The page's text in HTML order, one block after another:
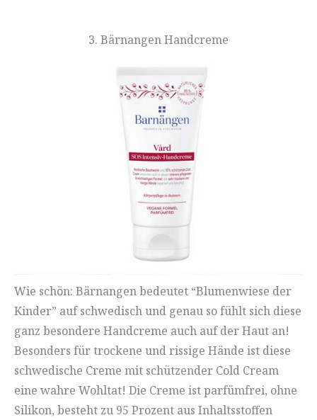
3. Bärnangen Handcreme
Wie schön: Bärnangen bedeutet “Blumenwiese der
Kinder” auf schwedisch und genau so fühlt sich diese
ganz besondere Handcreme auch auf der Haut an!
Besonders für trockene und rissige Hände ist diese
schwedische Creme mit schützender Cold Cream
eine wahre Wohltat! Die Creme ist parfümfrei, ohne
Silikon, besteht zu 95 Prozent aus Inhaltsstoffen